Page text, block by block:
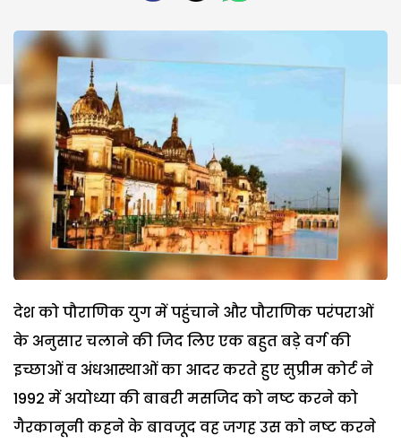
देश को पौराणिक युग में पहुंचाने और पौराणिक परंपराओं
के अनुसार चलाने की जिद लिए एक बहुत बड़े वर्ग की
इच्छाओं व अंधआस्थाओं का आदर करते हुए सुप्रीम कोर्ट ने
1992 में अयोध्या की बाबरी मसजिद को नष्ट करने को
गैरकानूनी कहने के बावजूद वह जगह उस को नष्ट करने